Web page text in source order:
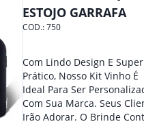
Estudos: Perfeita Para
Destacar Informações
Importantes Em Livros,
Assinaturas: Com Tinta De
Secagem Rápida, É
Para Assinar Documentos
Contratos Com Elegância E
Segurança.
ESTOJO GARRAFA
COD.:750
Com Lindo Design E Super
Prático, Nosso Kit Vinho É
Ideal Para Ser
Com Sua Marca. Seus
Irão Adorar. O Brinde